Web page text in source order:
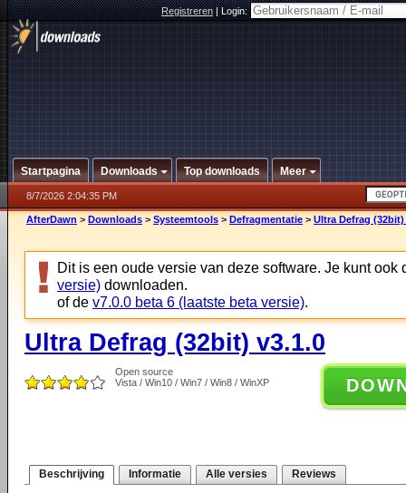
Registreren|Login:
Startpagina Downloads Top downloads Meer
8/7/2026 2:04:35 PM
AfterDawn > Downloads > Systeemtools > Defragmentatie > Ultra Defrag (32bit)
Dit is een oude versie van deze software. Je kunt ook
versie) downloaden.
of de v7.0.0 beta 6 (laatste beta versie).
Ultra Defrag (32bit) v3.1.0
Open source
Vista / Win10 / Win7 / Win8 / WinXP
Beschrijving Informatie Alle versies Reviews